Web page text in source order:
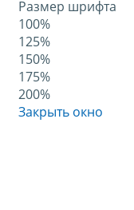
Размер шрифта
100%
125%
150%
175%
200%
Закрыть окно